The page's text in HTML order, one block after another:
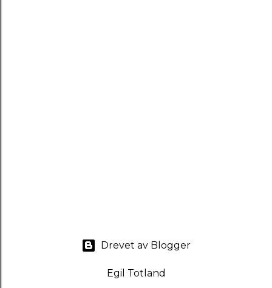
Drevet av Blogger
Egil Totland